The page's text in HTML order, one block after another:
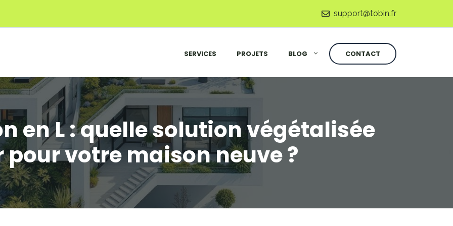
support@tobin.fr
SERVICES PROJETS BLOG CONTACT
en L : quelle solution végétalisée
votre maison neuve ?